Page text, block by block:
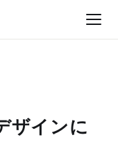
ザインに